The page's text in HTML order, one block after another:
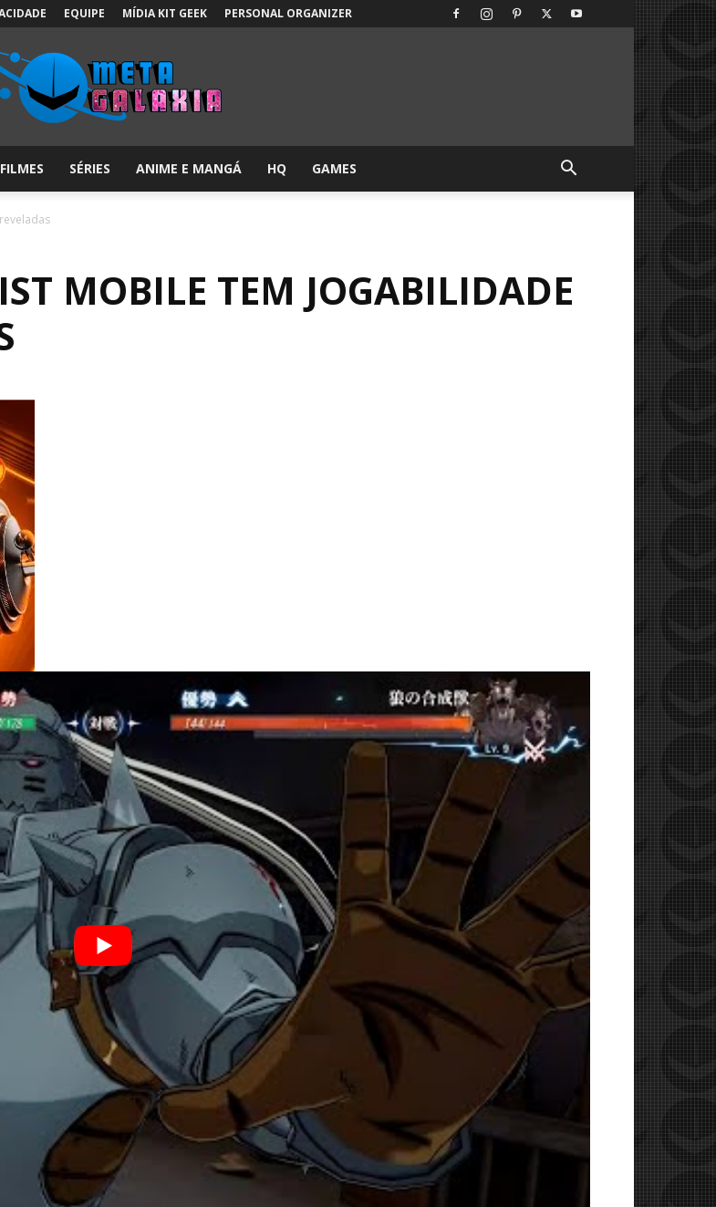
EQUIPE MÍDIA KIT GEEK PERSONAL ORGANIZER
Galáxia:
sobre
Cultura
Pop!
FILMES SÉRIES ANIME E MANGÁ HQ GAMES
MOBILE TEM JOGABILIDADE